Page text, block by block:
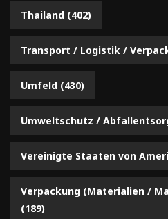
Thailand (402)
Transport / Logistik /
Umfeld (430)
Umweltschutz /
Vereinigte Staaten von
Verpackung (Materialien /
(189)